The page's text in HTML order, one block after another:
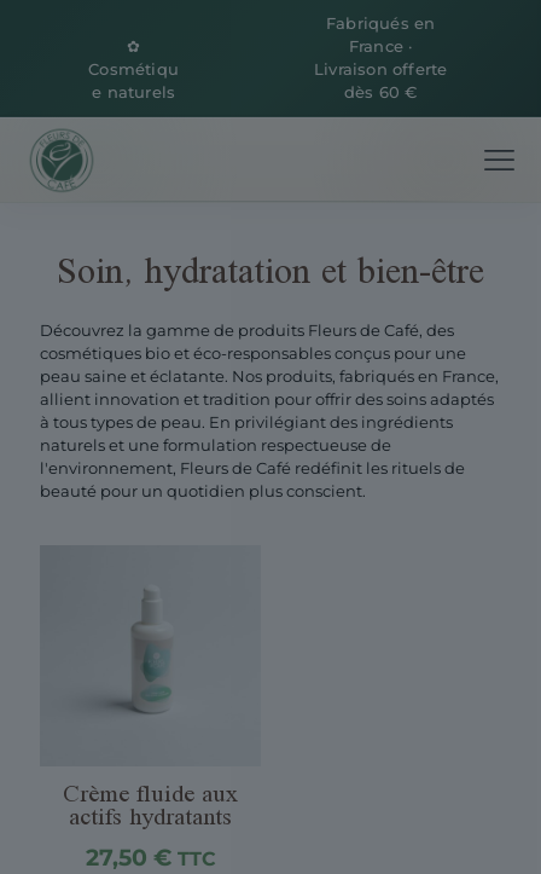
✿
Cosmétiqu
e naturels
Fabriqués en
France ·
Livraison offerte
dès 60 €
Soin, hydratation et bien-être
Découvrez la gamme de produits Fleurs de Café, des
cosmétiques bio et éco-responsables conçus pour une
peau saine et éclatante. Nos produits, fabriqués en France,
allient innovation et tradition pour offrir des soins adaptés
à tous types de peau. En privilégiant des ingrédients
naturels et une formulation respectueuse de
l'environnement, Fleurs de Café redéfinit les rituels de
beauté pour un quotidien plus conscient.
Crème fluide aux
actifs hydratants
27,50 € TTC